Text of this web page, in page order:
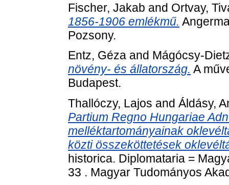
Fischer, Jakab and Ortvay,
1856-1906 emlékmű.
Pozsony.
Entz, Géza and Mágócsy-
növény- és állatország. A
Budapest.
Thallóczy, Lajos and Áldásy,
Partium Regno Hungariae
melléktartományainak
közti összeköttetések
historica. Diplomataria =
33 . Magyar Tudományos